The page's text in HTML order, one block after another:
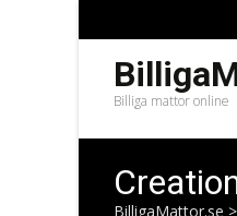
Billiga mattor online
BilligaMattor.se >